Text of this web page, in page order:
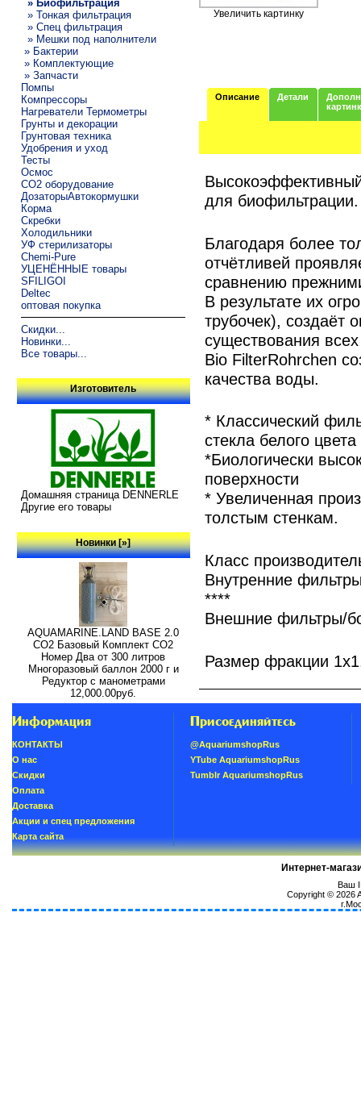
» Биофильтрация
» Тонкая фильтрация
» Спец фильтрация
» Мешки под наполнители
» Бактерии
» Комплектующие
» Запчасти
Помпы
Компрессоры
Нагреватели Термометры
Грунты и декорации
Грунтовая техника
Удобрения и уход
Тесты
Осмос
CO2 оборудование
ДозаторыАвтокормушки
Корма
Скребки
Холодильники
УФ стерилизаторы
Chemi-Pure
УЦЕНЁННЫЕ товары
SFILIGOI
Deltec
оптовая покупка
Скидки...
Новинки...
Все товары...
Изготовитель
Домашняя страница DENNERLE
Другие его товары
Новинки [»]
AQUAMARINE.LAND BASE 2.0
СО2 Базовый Комплект СО2
Номер Два от 300 литров
Многоразовый баллон 2000 г и
Редуктор с манометрами
12,000.00руб.
Увеличить картинку
Описание Детали
для биофильтрации.
Благодаря более
отчётливей
сравнению
В результате их
трубочек), создаёт
существования
Bio FilterRohrchen
качества воды.
* Классический
стекла белого цвета
*Биологически
поверхности
* Увеличенная
толстым стенкам.
Класс
Внутренние
****
Внешние фильтры/
Размер фракции
Информация
КОНТАКТЫ
О нас
Скидки
Oплатa
Доставка
Акции и спец предложения
Карта сайта
Присоединяйтесь
@AquariumshopRus
YTube AquariumshopRus
Tumblr AquariumshopRus
Интернет-
Ваш
Copyright © 2026